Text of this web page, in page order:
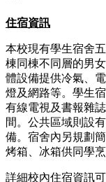
住宿資訊
本校現有學生宿舍
棟同棟不同層的男
體設備提供冷氣、
燈及網路等。學生
有線電視及書報雜
間。公共區域則設
備。宿舍內另規劃
烤箱、冰箱供同學烹
詳細校內住宿資訊